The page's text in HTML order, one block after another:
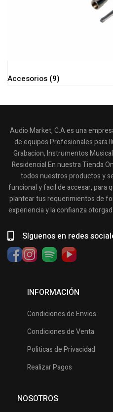
Accesorios (9)
Audio Market, C.A es una
de equipos Profesionales para
Grabacion, Instrumentos
Residencial En nuestra Tienda
todos nuestros productos y
funcional y facil de accesar, para
plantear tus requerimientos de
experiencia y la confianza
Síguenos en redes
INFORMACIÓN
Condiciones de Envios
Condiciones de Venta
Politicas de Privacidad
Realizar Pagos
NOSOTROS